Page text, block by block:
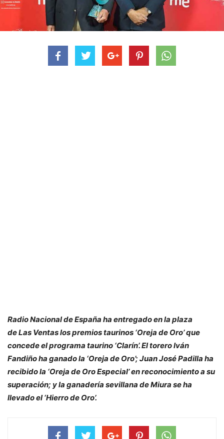
Radio Nacional de España ha entregado en la plaza
de Las Ventas los premios taurinos ‘Oreja de Oro’ que
concede el programa taurino ‘Clarín’. El torero Iván
Fandiño ha ganado la ‘Oreja de Oro’; Juan José Padilla ha
recibido la ‘Oreja de Oro Especial’ en reconocimiento a su
superación; y la ganadería sevillana de Miura se ha
llevado el ‘Hierro de Oro’.